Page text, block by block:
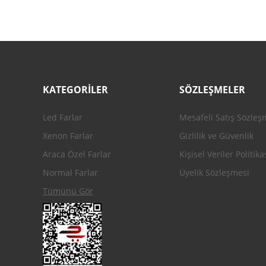
KATEGORİLER
Led Farlar
Xenon Farlar
Araca Özel Farlar
Normal Farlar
Tümünü Gör
SÖZLEŞMELER
Mesafeli Satış
Gizlilik ve Güvenlik
Kişisel Veriler
Üyelik Sözleşmesi